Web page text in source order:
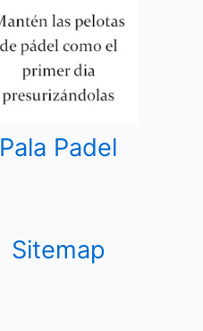
Pala Padel
Sitemap